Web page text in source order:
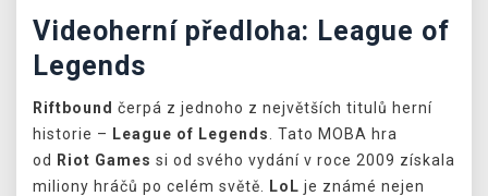
Videoherní předloha: League of
Legends
Riftbound čerpá z jednoho z největších titulů herní
historie – League of Legends
. Tato MOBA hra
od
Riot Games si od svého vydání v roce 2009 získala
miliony hráčů po celém světě.
LoL je známé nejen